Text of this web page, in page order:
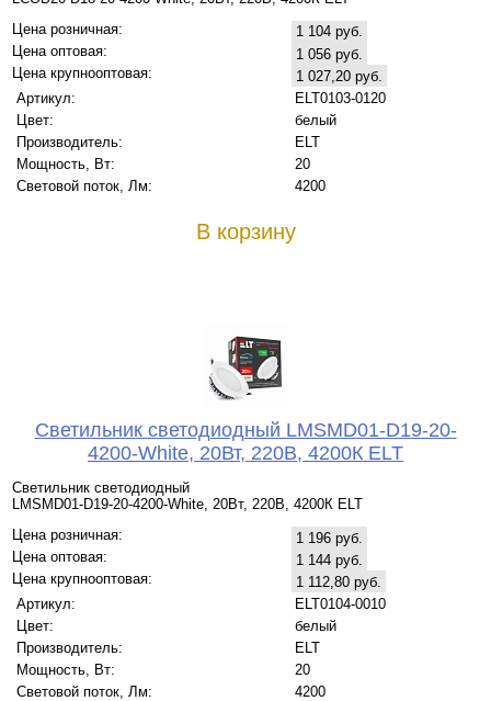
Цена розничная:
1 104 руб.
Цена оптовая:
1 056 руб.
Цена крупнооптовая:
1 027,20 руб.
Артикул:
ELT0103-0120
Цвет:
белый
Производитель:
ELT
Мощность, Вт:
20
Световой поток, Лм:
4200
В корзину
Светильник светодиодный LMSMD01-D19-20-
4200-White, 20Вт, 220В, 4200К ELT
Светильник светодиодный
LMSMD01-D19-20-4200-White, 20Вт, 220В, 4200К ELT
Цена розничная:
1 196 руб.
Цена оптовая:
1 144 руб.
Цена крупнооптовая:
1 112,80 руб.
Артикул:
ELT0104-0010
Цвет:
белый
Производитель:
ELT
Мощность, Вт:
20
Световой поток, Лм:
4200